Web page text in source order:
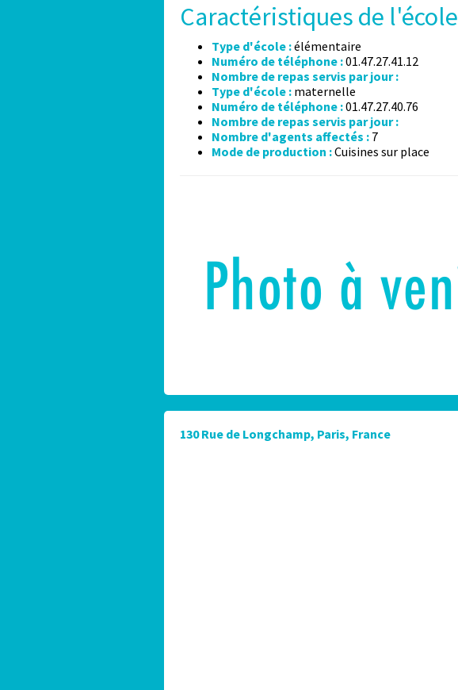
Caractéristiques de l'école
Type d'école :élémentaire
Numéro de téléphone :01.47.27.41.12
Nombre de repas servis par jour :
Type d'école : maternelle
Numéro de téléphone :01.47.27.40.76
Nombre de repas servis par jour :
Nombre d'agents affectés : 7
Mode de production :Cuisines sur place
130 Rue de Longchamp, Paris, France